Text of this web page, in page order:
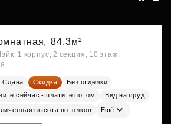
84.3м²
1 корпус, 2 секция, 10 этаж,
Сдана Скидка
Без отделки
сейчас - платите потом
Вид на пруд
высота потолков Ещё